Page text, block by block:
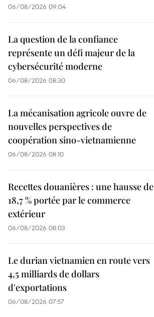
06/08/2026 09:04
La question de la confiance
représente un défi majeur de la
cybersécurité moderne
06/08/2026 08:30
La mécanisation agricole ouvre de
nouvelles perspectives de
coopération sino-vietnamienne
06/08/2026 08:10
Recettes douanières : une hausse de
18,7 % portée par le commerce
extérieur
06/08/2026 08:03
Le durian vietnamien en route vers
4,5 milliards de dollars
d'exportations
06/08/2026 07:57